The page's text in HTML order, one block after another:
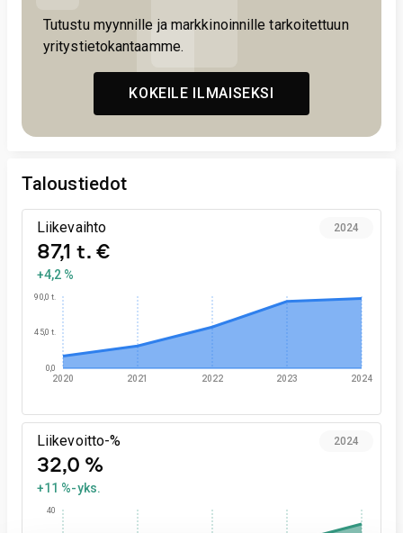
Tutustu myynnille ja markkinoinnille tarkoitettuun
yritystietokantaamme.
KOKEILE ILMAISEKSI
Taloustiedot
Liikevaihto
87,1 t. €
+4,2 %
2024
2020 2021 2022 2023 2024
0,0
45,0 t.
90,0 t.
Liikevoitto-%
32,0 %
+11 %-yks.
2024
40